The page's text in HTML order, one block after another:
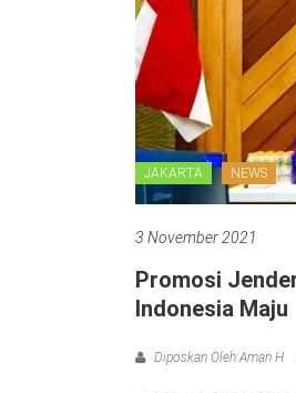
JAKARTA NEWS
3 November 2021
Promosi
Indonesia Maju
Diposkan Oleh:Aman H